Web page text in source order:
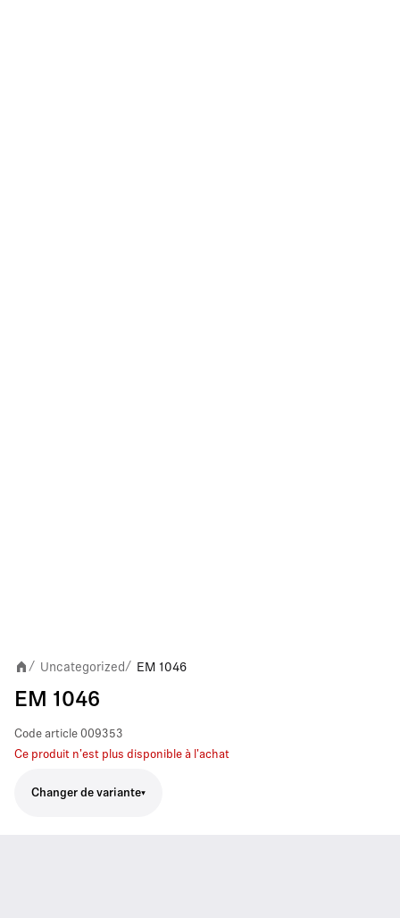
/ Uncategorized / EM 1046
EM 1046
Code article 009353
Ce produit n'est plus disponible à l'achat
Changer de variante